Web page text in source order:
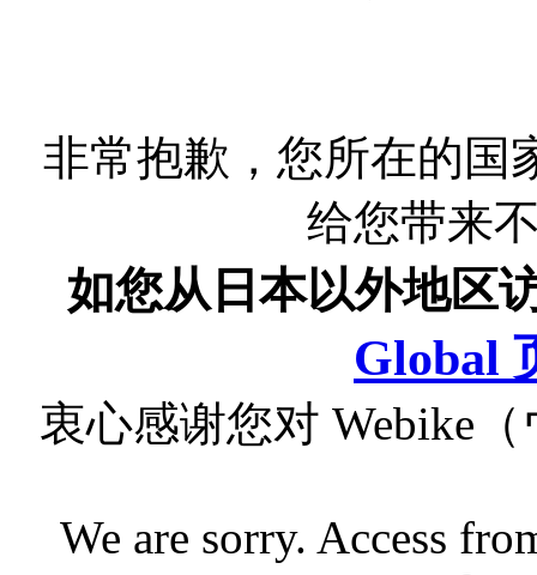
非常抱歉，您所在的国
给您带来
如您从日本以外地区
Global
衷心感谢您对 Webike
We are sorry. Access